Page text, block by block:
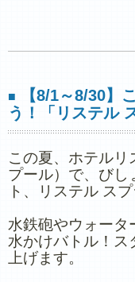
■
【8/1～8/30】
う！「リステル
この夏、ホテル
プール）で、びし
ト、リステル ス
水鉄砲やウォータ
水かけバトル！ス
上げます。